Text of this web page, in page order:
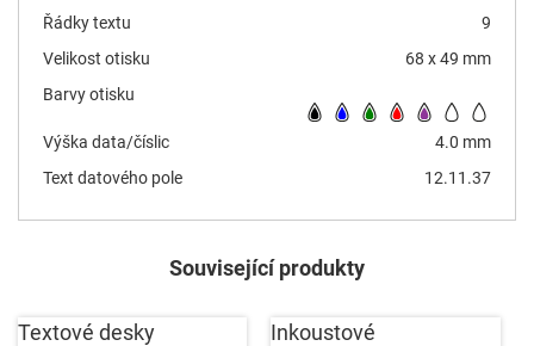
Řádky textu
9
Velikost otisku
68 x 49 mm
Barvy otisku
Výška data/číslic
4.0 mm
Text datového pole
12.11.37
Související produkty
Textové desky
Inkoustové